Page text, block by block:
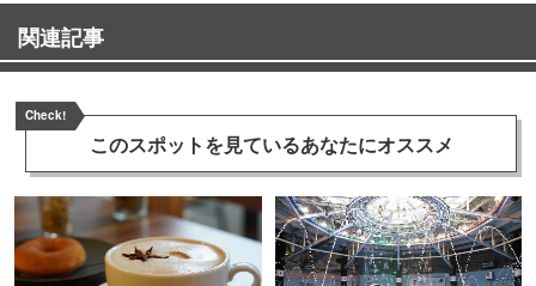
関連記事
Check!
このスポットを見ているあなたにオススメ